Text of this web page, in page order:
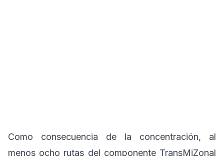
Como consecuencia de la concentración, al
menos ocho rutas del componente TransMiZonal